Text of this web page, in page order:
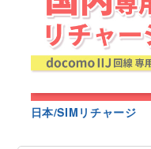
日本/SIMリチャージ